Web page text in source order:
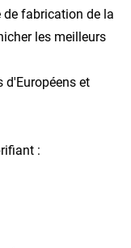
de fabrication de la
les meilleurs
d'Européens et
: